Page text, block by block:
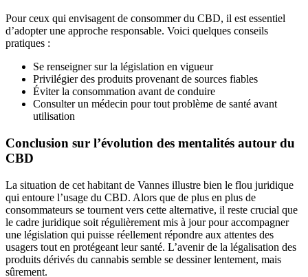
Pour ceux qui envisagent de consommer du CBD, il est essentiel
d’adopter une approche responsable. Voici quelques conseils
pratiques :
Se renseigner sur la législation en vigueur
Privilégier des produits provenant de sources fiables
Éviter la consommation avant de conduire
Consulter un médecin pour tout problème de santé avant
utilisation
Conclusion sur l’évolution des mentalités autour du
CBD
La situation de cet habitant de Vannes illustre bien le flou juridique
qui entoure l’usage du CBD. Alors que de plus en plus de
consommateurs se tournent vers cette alternative, il reste crucial que
le cadre juridique soit régulièrement mis à jour pour accompagner
une législation qui puisse réellement répondre aux attentes des
usagers tout en protégeant leur santé. L’avenir de la légalisation des
produits dérivés du cannabis semble se dessiner lentement, mais
sûrement.